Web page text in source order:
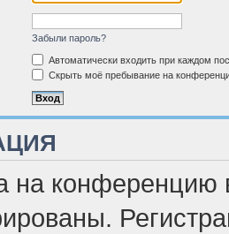
Забыли пароль?
Автоматически входить при каждом
Скрыть моё пребывание на
на